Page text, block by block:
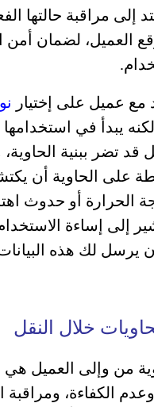
مراقبة حالتها
العميل، لضمان أمن
مع عميل على إختيار
يبدأ في استخدامها
تضر ببنية الحاوية،
على الحاوية أن
الحرارة أو حدوث
إلى إساءة
أن يرسل لك هذه
خلال النقل
من وإلى العميل هي
الكفاءة، ومراقبة